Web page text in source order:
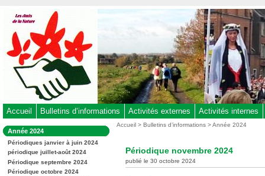
au
contenu
-
Aller
au
menu
-
à
la
recherche
Accueil Bulletins d’informations Activités externes Activités internes
Dans
la
rubrique
:
Année 2024
Périodiques janvier à juin 2024
périodique juillet-août 2024
Périodique septembre 2024
Périodique octobre 2024
Vous
Accueil >Bulletins d’informations >Année 2024
Périodique novembre 2024
publié le 30 octobre 2024